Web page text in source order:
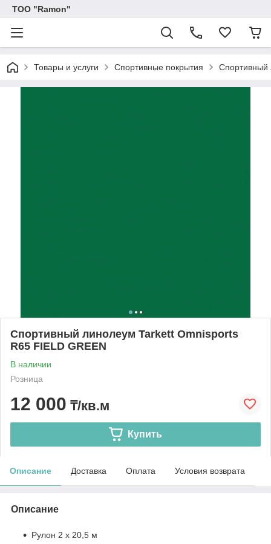
ТОО "Ramon"
Товары и услуги Спортивные покрытия Спортивный
Спортивный линолеум Tarkett Omnisports
R65 FIELD GREEN
В наличии
Розница
12 000 ₸/кв.м
Купить
Описание Доставка Оплата Условия возврата
Описание
Рулон 2 x 20,5 м